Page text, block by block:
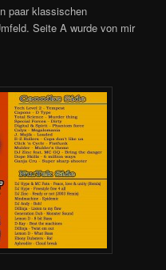
paar klassischen
Seite A wurde von mir